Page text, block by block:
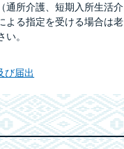
通所介護、短期入所生活介
よる指定を受ける場合は老
。
び届出